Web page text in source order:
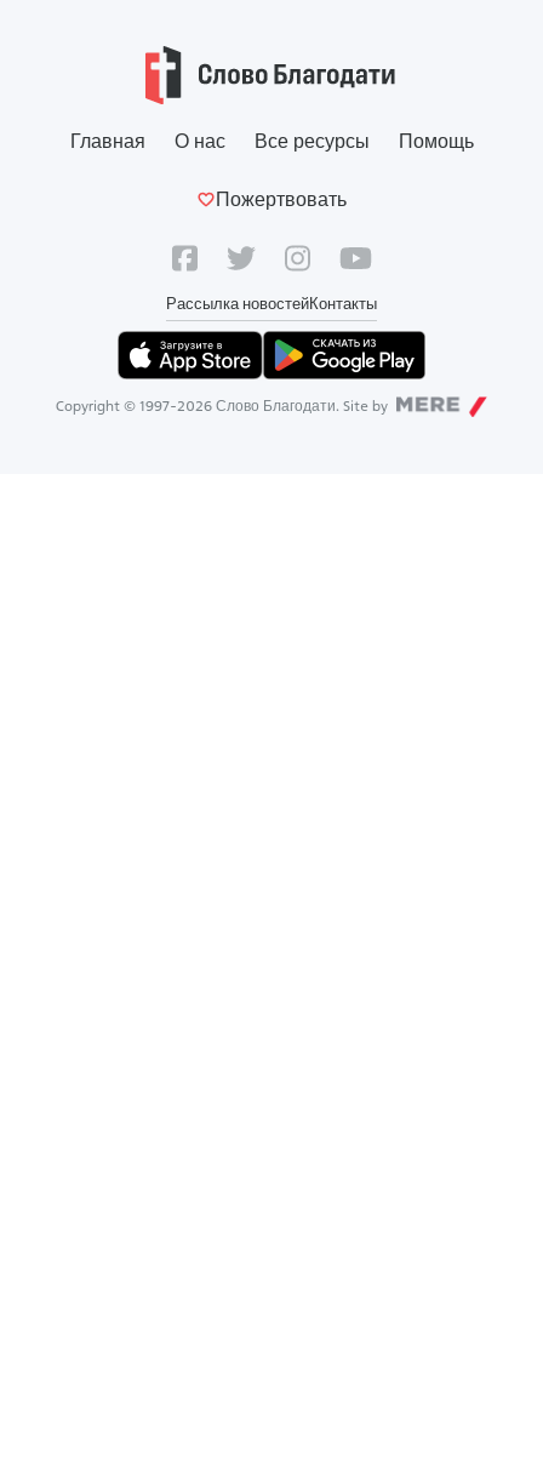
Главная О нас Все ресурсы Помощь
Пожертвовать
Рассылка новостейКонтакты
Copyright © 1997-2026 Слово Благодати. Site by